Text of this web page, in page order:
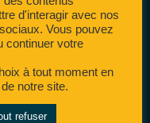
d'interagir avec nos
Vous pouvez
continuer votre
à tout moment en
notre site.
refuser